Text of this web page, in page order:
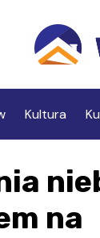
Kultura
na